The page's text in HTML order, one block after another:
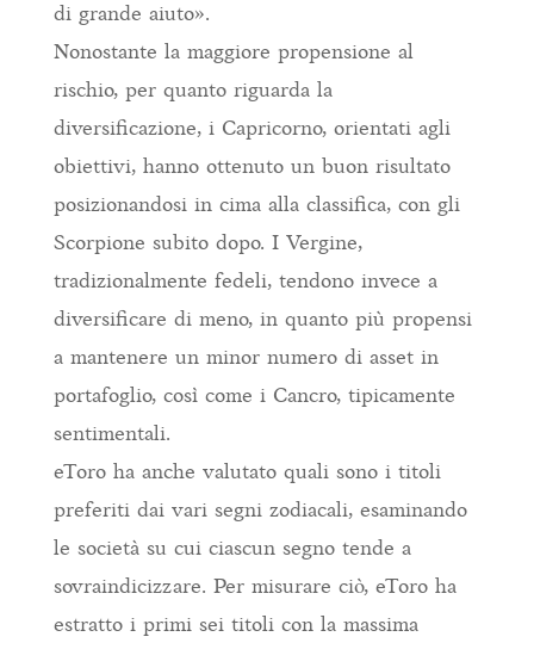
di grande aiuto».
Nonostante la maggiore propensione al
rischio, per quanto riguarda la
diversificazione, i Capricorno, orientati agli
obiettivi, hanno ottenuto un buon risultato
posizionandosi in cima alla classifica, con gli
Scorpione subito dopo. I Vergine,
tradizionalmente fedeli, tendono invece a
diversificare di meno, in quanto più propensi
a mantenere un minor numero di asset in
portafoglio, così come i Cancro, tipicamente
sentimentali.
eToro ha anche valutato quali sono i titoli
preferiti dai vari segni zodiacali, esaminando
le società su cui ciascun segno tende a
sovraindicizzare. Per misurare ciò, eToro ha
estratto i primi sei titoli con la massima